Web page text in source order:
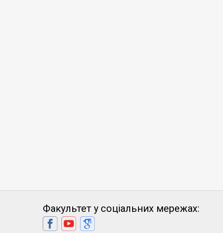
Факультет у соціальних мережах: